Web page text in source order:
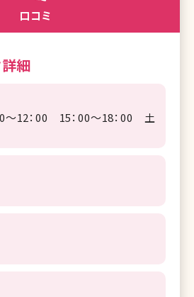
口コミ
細
00～12：00 15：00～18：00 土